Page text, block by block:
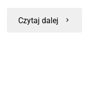
Czytaj dalej